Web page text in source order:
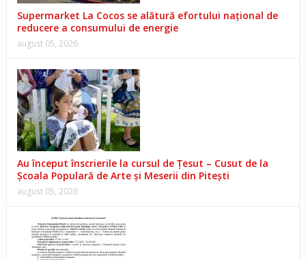
Supermarket La Cocos se alătură efortului național de
reducere a consumului de energie
august 05, 2026
Au început înscrierile la cursul de Țesut – Cusut de la
Școala Populară de Arte și Meserii din Pitești
august 05, 2026